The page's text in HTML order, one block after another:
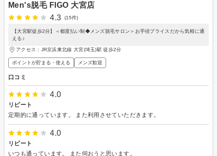
Men's脱毛 FIGO 大宮店
4.3
(15件)
【大宮駅徒歩2分】＜都度払い制◆メンズ脱毛サロン＞お手頃プライスだから気軽に通
える♪
アクセス：JR京浜東北線 大宮(埼玉)駅 徒歩2分
ポイントが貯まる・使える メンズ歓迎
口コミ
4.0
リピート
定期的に通っています。 また利用させていただきます。
4.0
リピート
いつも通っています。 また伺おうと思います。